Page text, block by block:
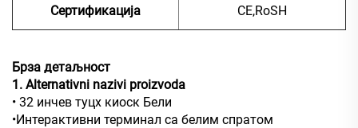
Сертификација CE,RoSH
Брза детаљност
1. Alternativni nazivi proizvoda
• 32 инчев туцх киоск Бели
•Интерактивни терминал са белим спратом